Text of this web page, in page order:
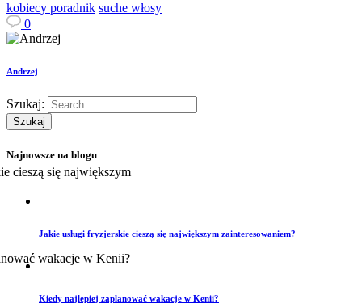
kobiecy poradnik suche włosy
0
Andrzej
Szukaj:
Najnowsze na blogu
Jakie usługi fryzjerskie cieszą się największym zainteresowaniem?
Kiedy najlepiej zaplanować wakacje w Kenii?